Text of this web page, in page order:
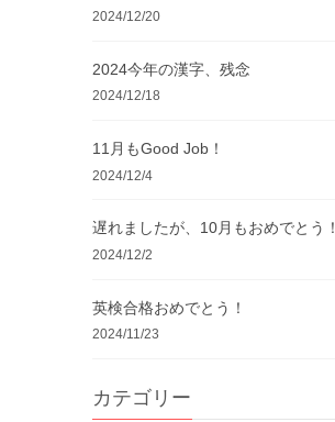
2024/12/20
2024今年の漢字、残念
2024/12/18
11月もGood Job！
2024/12/4
遅れましたが、10月もおめでとう！
2024/12/2
英検合格おめでとう！
2024/11/23
カテゴリー